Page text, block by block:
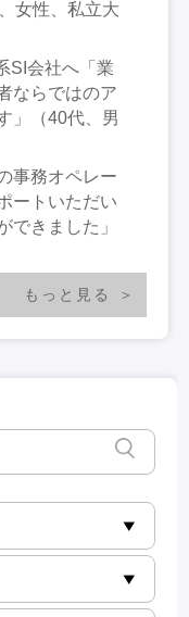
女性、私立大
SI会社へ「業
ならではのア
」（40代、男
事務オペレー
ートいただい
できました」
もっと見る